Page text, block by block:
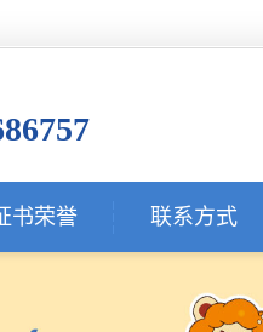
书荣誉 联系方式